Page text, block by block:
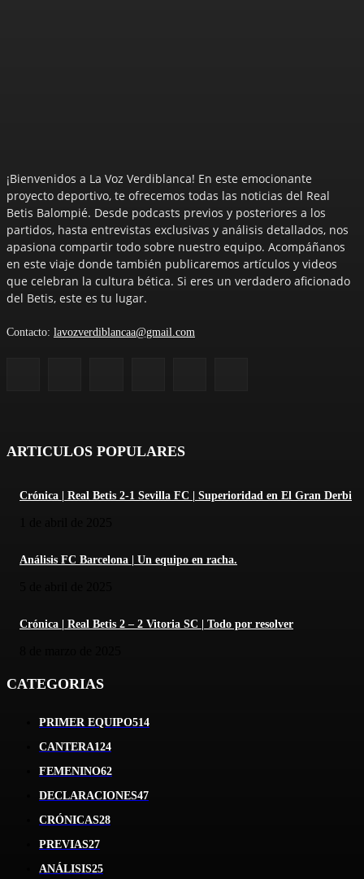
¡Bienvenidos a La Voz Verdiblanca! En este emocionante
proyecto deportivo, te ofrecemos todas las noticias del Real
Betis Balompié. Desde podcasts previos y posteriores a los
partidos, hasta entrevistas exclusivas y análisis detallados, nos
apasiona compartir todo sobre nuestro equipo. Acompáñanos
en este viaje donde también publicaremos artículos y videos
que celebran la cultura bética. Si eres un verdadero aficionado
del Betis, este es tu lugar.
Contacto: lavozverdiblancaa@gmail.com
ARTICULOS POPULARES
Crónica | Real Betis 2-1 Sevilla FC | Superioridad en El Gran Derbi
Análisis FC Barcelona | Un equipo en racha.
Crónica | Real Betis 2 – 2 Vitoria SC | Todo por resolver
CATEGORIAS
PRIMER EQUIPO514
CANTERA124
FEMENINO62
DECLARACIONES47
CRÓNICAS28
PREVIAS27
ANÁLISIS25